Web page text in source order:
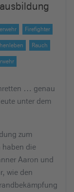
Firefighter
Rauch
… genau
unter dem
zum
haben die
Aaron und
wie den